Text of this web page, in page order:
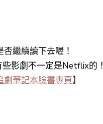
繼續讀下去喔！
影劇不一定是Netflix的！
筆記本臉書專頁】